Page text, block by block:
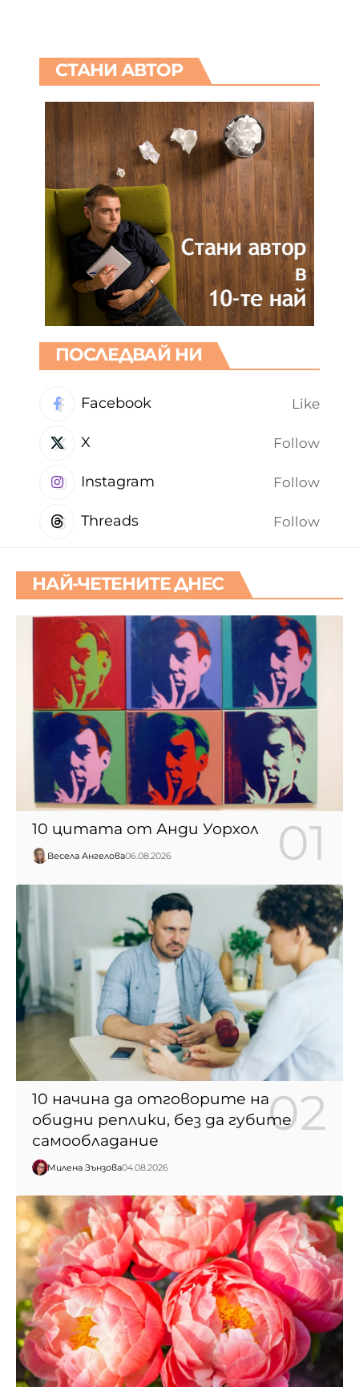
СТАНИ АВТОР
ПОСЛЕДВАЙ НИ
Facebook Like
X Follow
Instagram Follow
Threads Follow
НАЙ-ЧЕТЕНИТЕ ДНЕС
10 цитата от Анди Уорхол
Весела Ангелова06.08.2026
10 начина да отговорите на
обидни реплики, без да губите
самообладание
Милена Зънзова04.08.2026